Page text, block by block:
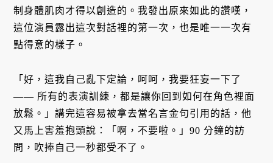
制身體肌肉才得以創造的。我發出原來如此的讚嘆，
這位演員露出這次對話裡的第一次，也是唯一一次有
點得意的樣子。
「好，這我自己亂下定論，呵呵，我要狂妄一下了
—— 所有的表演訓練，都是讓你回到如何在角色裡面
放鬆。」講完這容易被拿去當名言金句引用的話，他
又馬上害羞抱頭說：「啊，不要啦。」90 分鐘的訪
問，吹捧自己一秒都受不了。